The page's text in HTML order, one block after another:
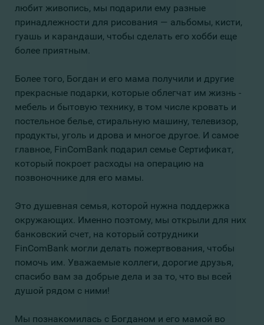
любит живопись, мы подарили ему разные
принадлежности для рисования — альбомы, кисти,
гуашь и карандаши, чтобы сделать его хобби еще
более приятным.
Более того, Богдан и его мама получили и другие
прекрасные подарки, которые облегчат им жизнь -
мебель и бытовую технику, в том числе кровать и
постельное белье, стиральную машину, телевизор,
продукты, уголь и дрова и многое другое. И самое
главное, FinComBank подарил семье Сертификат,
который покроет расходы на операцию на
позвоночнике для его мамы.
Это душевная семья, которой нужна поддержка
окружающих. Именно поэтому, мы открыли для них
банковский счет, на который сотрудники
FinComBank могли делать пожертвования, чтобы
помочь им. Уважаемые коллеги, дорогие друзья,
спасибо вам за добрые дела и за то, что вы всей
душой рядом с ними!
Мы познакомилась с Богданом и его мамой во